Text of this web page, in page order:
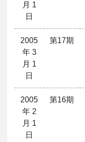
月 1
日
2005
年 3
月 1
日
第17期
2005
年 2
月 1
日
第16期